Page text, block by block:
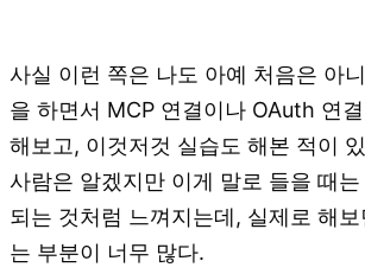
사실 이런 쪽은 나도 아예 처음은 아
을 하면서 MCP 연결이나 OAuth 연
해보고, 이것저것 실습도 해본 적이
사람은 알겠지만 이게 말로 들을 때는
되는 것처럼 느껴지는데, 실제로 해
는 부분이 너무 많다.